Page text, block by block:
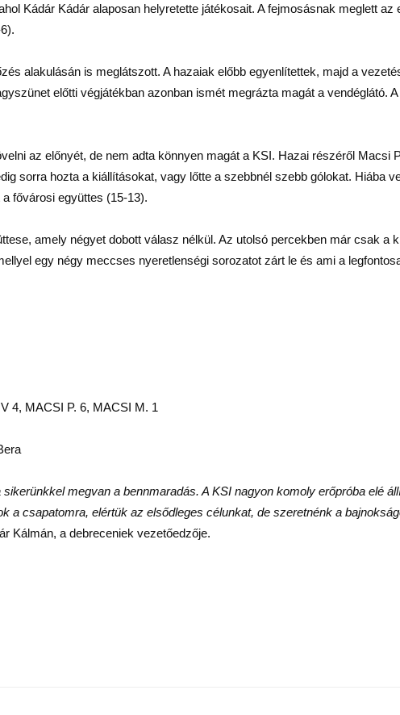
Kádár Kádár alaposan helyretette játékosait. A fejmosásnak meglett az
alakulásán is meglátszott. A hazaiak előbb egyenlítettek, majd a
előtti végjátékban azonban ismét megrázta magát a vendéglátó. A
az előnyét, de nem adta könnyen magát a KSI. Hazai részéről Macsi
sorra hozta a kiállításokat, vagy lőtte a szebbnél szebb gólokat. Hiába
fővárosi együttes (15-13).
amely négyet dobott válasz nélkül. Az utolsó percekben már csak a
egy négy meccses nyeretlenségi sorozatot zárt le és ami a
4, MACSI P. 6, MACSI M. 1
megvan a bennmaradás. A KSI nagyon komoly erőpróba elé
csapatomra, elértük az elsődleges célunkat, de szeretnénk a
Kálmán, a debreceniek vezetőedzője.